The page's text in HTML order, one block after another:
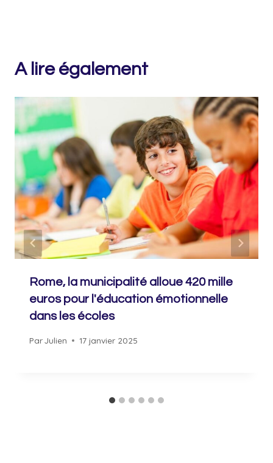
A lire également
Rome, la municipalité alloue 420 mille
euros pour l'éducation émotionnelle
dans les écoles
ParJulien 17 janvier 2025